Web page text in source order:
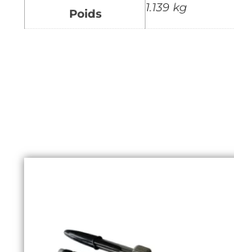
Poids 1.139 kg